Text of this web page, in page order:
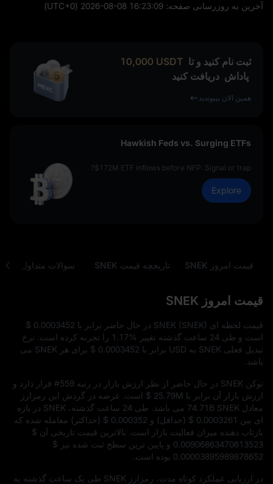
آخرین به‌ روزرسانی صفحه: 2026-08-08 16:23:09
(UTC+0)
ثبت نام کنید و تا 10,000 USDT
پاداش دریافت کنید
همین الان بپیوندید
Hawkish Feds vs. Surging ETFs
$172M ETF inflows before NFP: Signal or trap?
Explore
قیمت امروز SNEK تاریخچه قیمت SNEK سوالات متداول
قیمت امروز SNEK
قیمت لحظه‌ ای SNEK (SNEK) در حال حاضر برابر با
$ 0.0003452
است و طی 24 ساعت گذشته تغییر
1.17% را تجربه کرده است. نرخ
تبدیل فعلی SNEK به USD برابر با
$ 0.0003452
برای هر SNEK می‌
باشد.
توکن SNEK در حال حاضر از نظر ارزش بازار در رتبه #559 قرار دارد و
ارزش بازار آن برابر با $ 25.79M است. عرضه در گردش این رمزارز
معادل 74.71B SNEK
می‌ باشد. طی 24 ساعت گذشته، SNEK در بازه‌
ای بین $ 0.0003261 (حداقل) و $ 0.000352 (حداکثر) معامله شده که
بازتاب‌ دهنده میزان فعالیت بازار است. بالاترین قیمت تاریخی آن $
0.00906863470613523 و پایین‌ ترین سطح ثبت‌ شده نیز $
0.00003895989878652 بوده است.
در ارزیابی عملکرد کوتاه‌ مدت، رمزارز SNEK طی یک ساعت گذشته به